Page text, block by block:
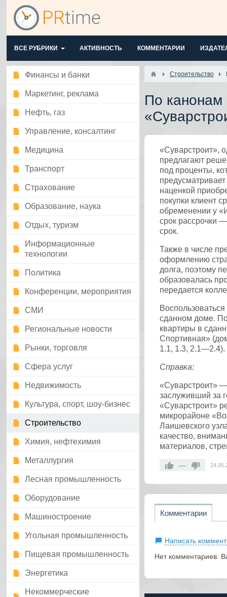
ВСЕ РУБРИКИ АКТИВНОСТЬ КОММЕНТАРИИ
Финансы и банки
Маркетинг, реклама
Нефть, газ
Управление, консалтинг
Медицина
Транспорт
Страхование
Образование, наука
Отдых, туризм
Информационные
технологии
Политика
Конференции, мероприятия
СМИ
Региональные новости
Рынки, торговля
Сфера услуг
Недвижимость
Культура, спорт, шоу-бизнес
Строительство
Химия, нефтехимия
Металлургия
Лесная промышленность
Оборудование
Машиностроение
Угольная промышленность
Пищевая промышленность
Энергетика
Некоммерческие
Строительство
По канонам
«Суварстроит»,
предлагают
под проценты,
наценкой
покупки клиент
обременении у
срок рассрочки
срок.
Также в числе
оформлению
долга, поэтому
образовалась
передается
сданном доме.
квартиры в
Спортивная»
1.1, 1.3, 2.1—2.4).
Справка:
«Суварстроит» —
заслуживший за
«Суварстроит»
микрорайоне
Лаишевского
качество,
материалов,
—
Комментарии
Написать
Нет комментариев.